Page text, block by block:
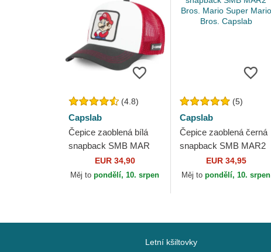
(4.8)
Capslab
Čepice zaoblená bílá
snapback SMB MAR
Bros. Mario Super
Mario Bros. Capslab
EUR 34,90
Měj topondělí, 10. srpen
(5)
Capslab
Čepice zaoblená černá
snapback SMB MAR2
Bros. Mario Super
Mario Bros. Capslab
EUR 34,95
Měj topondělí, 10. srpen
Letní kšiltovky